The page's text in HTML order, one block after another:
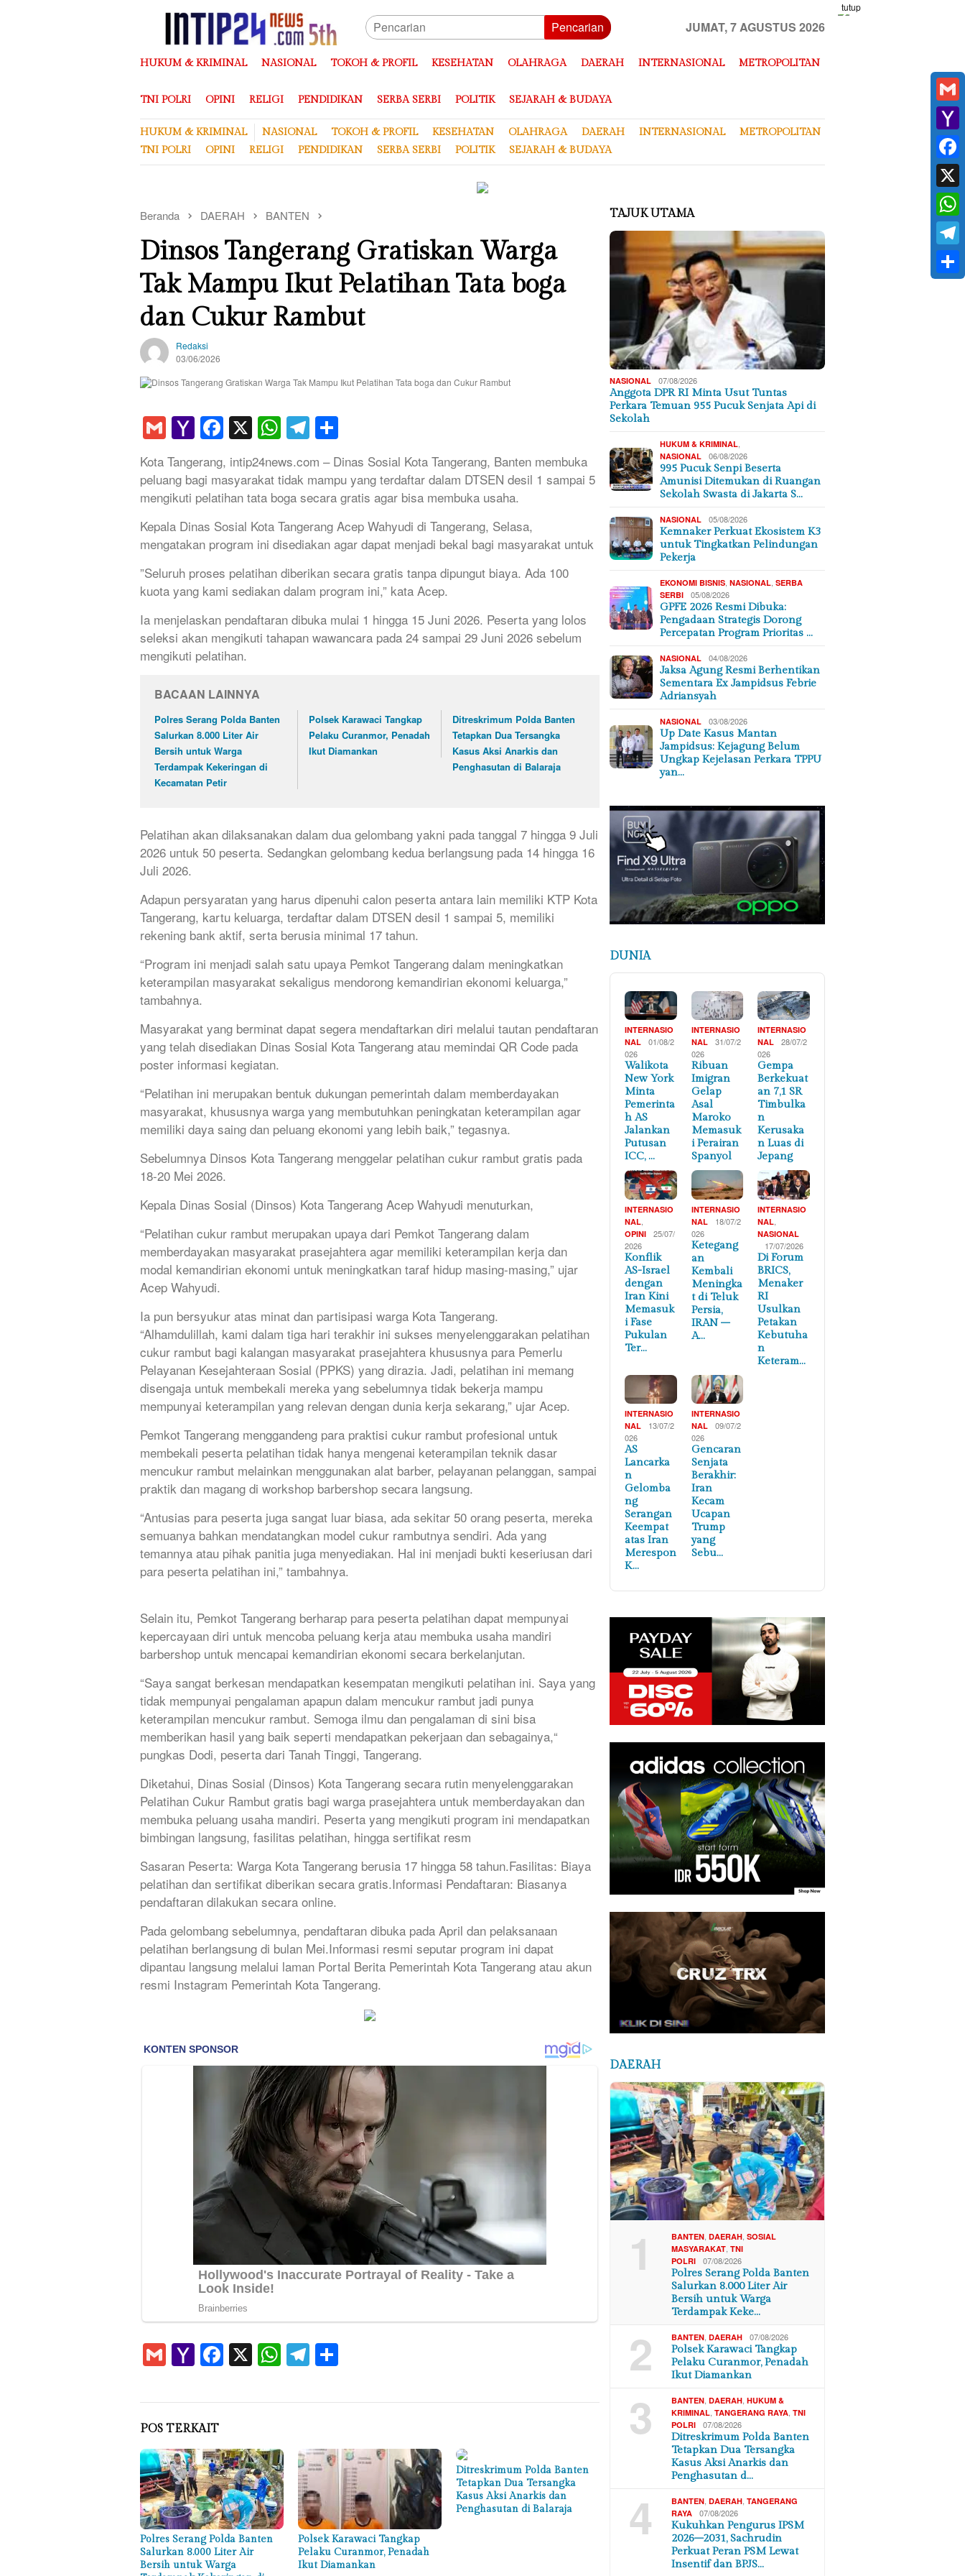
tutup
Pencarian JUMAT, 7 AGUSTUS 2026
HUKUM & KRIMINAL NASIONAL TOKOH & PROFIL KESEHATAN OLAHRAGA DAERAH INTERNASIONAL METROPOLITAN
TNI POLRI OPINI RELIGI PENDIDIKAN SERBA SERBI POLITIK SEJARAH & BUDAYA
HUKUM & KRIMINAL NASIONAL TOKOH & PROFIL KESEHATAN OLAHRAGA DAERAH INTERNASIONAL
METROPOLITAN
TNI POLRI
OPINI RELIGI PENDIDIKAN SERBA SERBI POLITIK SEJARAH & BUDAYA
Beranda DAERAH BANTEN
Dinsos Tangerang Gratiskan Warga
Tak Mampu Ikut Pelatihan Tata boga
dan Cukur Rambut
Redaksi
03/06/2026
GmailYahoo
Mail
Facebook
X WhatsApp
Telegram
Kota Tangerang, intip24news.com – Dinas Sosial Kota Tangerang, Banten membuka
peluang bagi masyarakat tidak mampu yang terdaftar dalam DTSEN desil 1 sampai 5
mengikuti pelatihan tata boga secara gratis agar bisa membuka usaha.
Kepala Dinas Sosial Kota Tangerang Acep Wahyudi di Tangerang, Selasa,
mengatakan program ini disediakan agar dapat menjadi bekal bagi masyarakat untuk
”Seluruh proses pelatihan diberikan secara gratis tanpa dipungut biaya. Ada 100
kuota yang kami sediakan dalam program ini,” kata Acep.
Ia menjelaskan pendaftaran dibuka mulai 1 hingga 15 Juni 2026. Peserta yang lolos
seleksi akan mengikuti tahapan wawancara pada 24 sampai 29 Juni 2026 sebelum
mengikuti pelatihan.
BACAAN LAINNYA
Polres Serang Polda Banten
Salurkan 8.000 Liter Air
Bersih untuk Warga
Terdampak Kekeringan di
Kecamatan Petir
Polsek Karawaci Tangkap
Pelaku Curanmor, Penadah
Ikut Diamankan
Ditreskrimum Polda Banten
Tetapkan Dua Tersangka
Kasus Aksi Anarkis dan
Penghasutan di Balaraja
Pelatihan akan dilaksanakan dalam dua gelombang yakni pada tanggal 7 hingga 9 Juli
2026 untuk 50 peserta. Sedangkan gelombang kedua berlangsung pada 14 hingga 16
Juli 2026.
Adapun persyaratan yang harus dipenuhi calon peserta antara lain memiliki KTP Kota
Tangerang, kartu keluarga, terdaftar dalam DTSEN desil 1 sampai 5, memiliki
rekening bank aktif, serta berusia minimal 17 tahun.
“Program ini menjadi salah satu upaya Pemkot Tangerang dalam meningkatkan
keterampilan masyarakat sekaligus mendorong kemandirian ekonomi keluarga,”
tambahnya.
Masyarakat yang berminat dapat segera mendaftarkan diri melalui tautan pendaftaran
yang telah disediakan Dinas Sosial Kota Tangerang atau memindai QR Code pada
poster informasi kegiatan.
“Pelatihan ini merupakan bentuk dukungan pemerintah dalam memberdayakan
masyarakat, khususnya warga yang membutuhkan peningkatan keterampilan agar
memiliki daya saing dan peluang ekonomi yang lebih baik,” tegasnya.
Sebelumnya Dinsos Kota Tangerang menggelar pelatihan cukur rambut gratis pada
18-20 Mei 2026.
Kepala Dinas Sosial (Dinsos) Kota Tangerang Acep Wahyudi menuturkan,
“Pelatihan cukur rambut merupakan upaya dari Pemkot Tangerang dalam
memberdayakan masyarakat prasejahtera agar memiliki keterampilan kerja dan
modal kemandirian ekonomi untuk meningkatkan taraf hidup masing-masing,” ujar
Acep Wahyudi.
Ia pun bersyukur atas minat dan partisipasi warga Kota Tangerang.
“Alhamdulillah, kami dalam tiga hari terakhir ini sukses menyelenggarakan pelatihan
cukur rambut bagi kalangan masyarakat prasejahtera khususnya para Pemerlu
Pelayanan Kesejahteraan Sosial (PPKS) yang dirazia. Jadi, pelatihan ini memang
disengaja untuk membekali mereka yang sebelumnya tidak bekerja mampu
mempunyai keterampilan yang relevan dengan dunia kerja sekarang,” ujar Acep.
Pemkot Tangerang menggandeng para praktisi cukur rambut profesional untuk
membekali peserta pelatihan tidak hanya mengenai keterampilan teknik dasar
mencukur rambut melainkan menggunakan alat barber, pelayanan pelanggan, sampai
praktik dan magang di workshop barbershop secara langsung.
“Antusias para peserta juga sangat luar biasa, ada sekitar 50 orang peserta, mereka
semuanya bahkan mendatangkan model cukur rambutnya sendiri. Ada yang
temannya atau pihak panitia juga menyediakan. Hal ini menjadi bukti keseriusan dari
para peserta pelatihan ini,” tambahnya.
Selain itu, Pemkot Tangerang berharap para peserta pelatihan dapat mempunyai
kepercayaan diri untuk mencoba peluang kerja atau membuka usaha mandiri
barbershop untuk mencapai kemandirian ekonomi secara berkelanjutan.
“Saya sangat berkesan mendapatkan kesempatan mengikuti pelatihan ini. Saya yang
tidak mempunyai pengalaman apapun dalam mencukur rambut jadi punya
keterampilan mencukur rambut. Semoga ilmu dan pengalaman di sini bisa
memberikan hasil yang baik seperti mendapatkan pekerjaan dan sebagainya,“
pungkas Dodi, peserta dari Tanah Tinggi, Tangerang.
Diketahui, Dinas Sosial (Dinsos) Kota Tangerang secara rutin menyelenggarakan
Pelatihan Cukur Rambut gratis bagi warga prasejahtera untuk memberdayakan dan
membuka peluang usaha mandiri. Peserta yang mengikuti program ini mendapatkan
bimbingan langsung, fasilitas pelatihan, hingga sertifikat resm
Sasaran Peserta: Warga Kota Tangerang berusia 17 hingga 58 tahun.Fasilitas: Biaya
pelatihan dan sertifikat diberikan secara gratis.Informasi Pendaftaran: Biasanya
pendaftaran dilakukan secara online.
Pada gelombang sebelumnya, pendaftaran dibuka pada April dan pelaksanaan
pelatihan berlangsung di bulan Mei.Informasi resmi seputar program ini dapat
dipantau langsung melalui laman Portal Berita Pemerintah Kota Tangerang atau akun
resmi Instagram Pemerintah Kota Tangerang.
GmailYahoo
Mail
Facebook
X WhatsApp
Telegram
POS TERKAIT
Polres Serang Polda Banten
Salurkan 8.000 Liter Air
Bersih untuk Warga
Polsek Karawaci Tangkap
Pelaku Curanmor, Penadah
Ikut Diamankan
Ditreskrimum Polda Banten
Tetapkan Dua Tersangka
Kasus Aksi Anarkis dan
Penghasutan di Balaraja
TAJUK UTAMA
NASIONAL 07/08/2026
Anggota DPR RI Minta Usut Tuntas
Perkara Temuan 955 Pucuk Senjata Api di
Sekolah
HUKUM & KRIMINAL
NASIONAL 06/08/2026
995 Pucuk Senpi Beserta
Amunisi Ditemukan di Ruangan
Sekolah Swasta di Jakarta S…
NASIONAL 05/08/2026
Kemnaker Perkuat Ekosistem K3
untuk Tingkatkan Pelindungan
Pekerja
EKONOMI BISNIS ,NASIONAL ,SERBA
SERBI
05/08/2026
GPFE 2026 Resmi Dibuka:
Pengadaan Strategis Dorong
Percepatan Program Prioritas …
NASIONAL 04/08/2026
Jaksa Agung Resmi Berhentikan
Sementara Ex Jampidsus Febrie
Adriansyah
NASIONAL 03/08/2026
Up Date Kasus Mantan
Jampidsus: Kejagung Belum
Ungkap Kejelasan Perkara TPPU
yan…
DUNIA
INTERNASIO
NAL
01/08/2
026
Walikota
New York
Minta
Pemerinta
h AS
Jalankan
Putusan
ICC, …
INTERNASIO
NAL
31/07/2
026
Ribuan
Imigran
Gelap
Asal
Maroko
Memasuk
i Perairan
Spanyol
INTERNASIO
NAL
28/07/2
026
Gempa
Berkekuat
an 7,1 SR
Timbulka
n
Kerusaka
n Luas di
Jepang
INTERNASIO
NAL
OPINI
25/07/
2026
Konflik
AS-Israel
dengan
Iran Kini
Memasuk
i Fase
Pukulan
Ter…
INTERNASIO
NAL
18/07/2
026
Ketegang
an
Kembali
Meningka
t di Teluk
Persia,
IRAN –
A…
INTERNASIO
NAL
NASIONAL
17/07/2026
Di Forum
BRICS,
Menaker
RI
Usulkan
Petakan
Kebutuha
n
Keteram…
INTERNASIO
NAL
13/07/2
026
AS
Lancarka
n
Gelomba
ng
Serangan
Keempat
atas Iran
Merespon
K…
INTERNASIO
NAL
09/07/2
026
Gencaran
Senjata
Berakhir:
Iran
Kecam
Ucapan
Trump
yang
Sebu…
DAERAH
1 BANTEN,DAERAH,SOSIAL
MASYARAKAT,TNI
POLRI
07/08/2026
Polres Serang Polda Banten
Salurkan 8.000 Liter Air
Bersih untuk Warga
Terdampak Keke…
2 BANTEN,DAERAH 07/08/2026
Polsek Karawaci Tangkap
Pelaku Curanmor, Penadah
Ikut Diamankan
3 BANTEN,DAERAH,HUKUM &
KRIMINAL,TANGERANG RAYA,TNI
POLRI
07/08/2026
Ditreskrimum Polda Banten
Tetapkan Dua Tersangka
Kasus Aksi Anarkis dan
Penghasutan d…
4 BANTEN,DAERAH,TANGERANG
RAYA
07/08/2026
Kukuhkan Pengurus IPSM
2026–2031, Sachrudin
Perkuat Peran PSM Lewat
Insentif dan BPJS…
Mail
X